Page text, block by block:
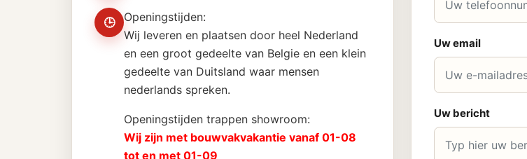
🕒
Openingstijden:
Wij leveren en plaatsen door heel Nederland
en een groot gedeelte van Belgie en een klein
gedeelte van Duitsland waar mensen
nederlands spreken.
Openingstijden trappen showroom:
Wij zijn met bouwvakvakantie vanaf 01-08
tot en met 01-09
Uw email
Uw bericht